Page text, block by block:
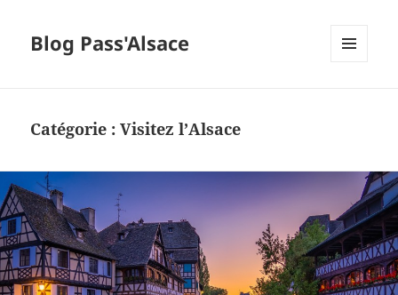
Blog Pass'Alsace
Catégorie :Visitez l’Alsace